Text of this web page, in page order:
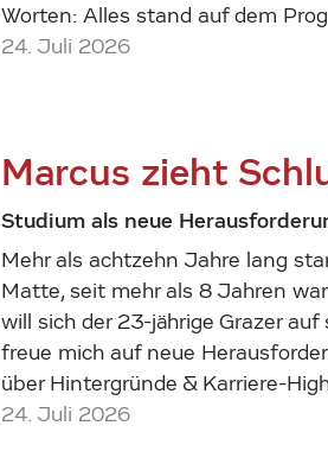
Worten: Alles stand auf dem
24. Juli 2026
Marcus zieht
Studium als neue
Mehr als achtzehn Jahre lang
Matte, seit mehr als 8 Jahren
will sich der 23-jährige Grazer
freue mich auf neue
über Hintergründe & Karriere-
24. Juli 2026